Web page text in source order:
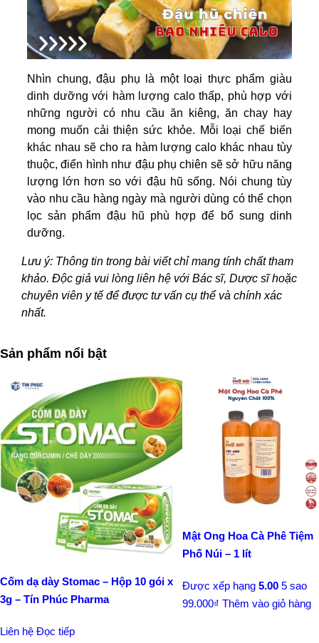
Nhìn chung, đậu phụ là một loại thực phẩm giàu
dinh dưỡng với hàm lượng calo thấp, phù hợp với
những người có nhu cầu ăn kiêng, ăn chay hay
mong muốn cải thiện sức khỏe. Mỗi loại chế biến
khác nhau sẽ cho ra hàm lượng calo khác nhau tùy
thuộc, điển hình như đậu phụ chiên sẽ sở hữu năng
lượng lớn hơn so với đậu hũ sống. Nói chung tùy
vào nhu cầu hàng ngày mà người dùng có thể chọn
lọc sản phẩm đậu hũ phù hợp để bổ sung dinh
dưỡng.
Lưu ý: Thông tin trong bài viết chỉ mang tính chất tham
khảo. Độc giả vui lòng liên hệ với Bác sĩ, Dược sĩ hoặc
chuyên viên y tế để được tư vấn cụ thể và chính xác
nhất.
Sản phẩm nổi bật
Cốm dạ dày Stomac – Hộp 10 gói x
3g – Tín Phúc Pharma
Liên hệ Đọc tiếp
Mật Ong Hoa Cà Phê Tiệm
Phố Núi – 1 lít
Được xếp hạng 5.00 5 sao
99.000₫ Thêm vào giỏ hàng